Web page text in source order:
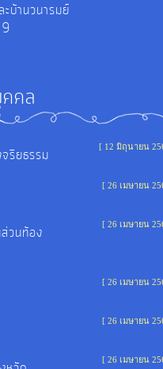
บ้านวนารมย์
คล
ริยธรรม [ 12 มิถุนายน
[ 26 เมษายน
วนท้อง
[ 26 เมษายน
[ 26 เมษายน
[ 26 เมษายน
[ 26 เมษายน